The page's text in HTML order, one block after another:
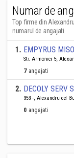
Numar de
Top firme din
numarul de angajati
1. EMPYRUS
Str. Armoniei 5,
7 angajati
2. DECOLY SERV
353 -, Alexandru cel
0 angajati